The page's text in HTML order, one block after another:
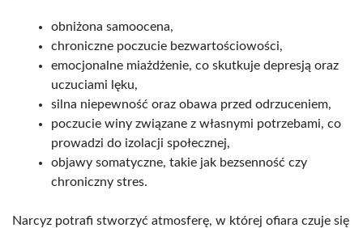
obniżona samoocena,
chroniczne poczucie bezwartościowości,
emocjonalne miażdżenie, co skutkuje depresją oraz
uczuciami lęku,
silna niepewność oraz obawa przed odrzuceniem,
poczucie winy związane z własnymi potrzebami, co
prowadzi do izolacji społecznej,
objawy somatyczne, takie jak bezsenność czy
chroniczny stres.
Narcyz potrafi stworzyć atmosferę, w której ofiara czuje się